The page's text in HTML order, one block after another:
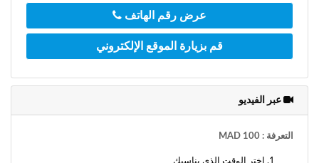
عرض رقم الهاتف
قم بزيارة الموقع الإلكتروني
عبر الفيديو
التعرفة : 100 MAD
على
المواعيد"
بأنك
قرأت
وافقت